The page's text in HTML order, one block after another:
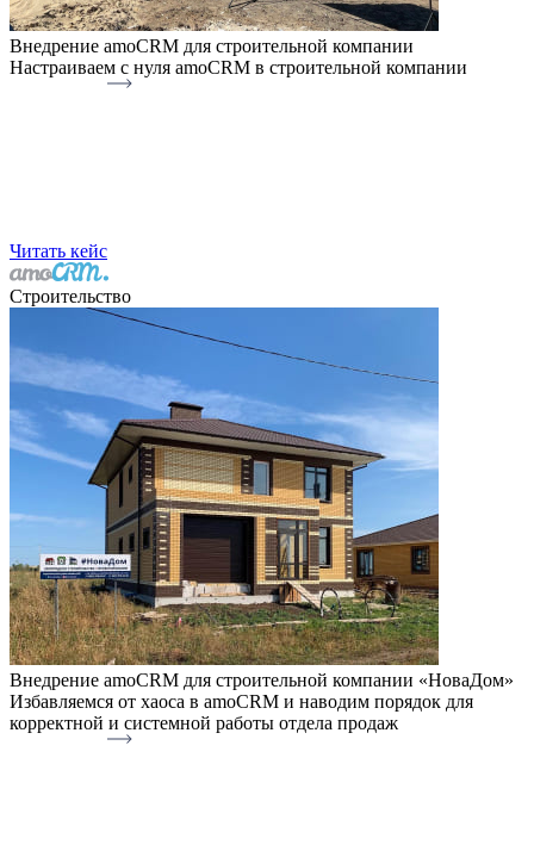
Внедрение amoCRM для строительной компании
Настраиваем с нуля amoCRM в строительной компании
Читать кейс
Строительство
Внедрение amoCRM для строительной компании «НоваДом»
Избавляемся от хаоса в amoCRM и наводим порядок для
корректной и системной работы отдела продаж